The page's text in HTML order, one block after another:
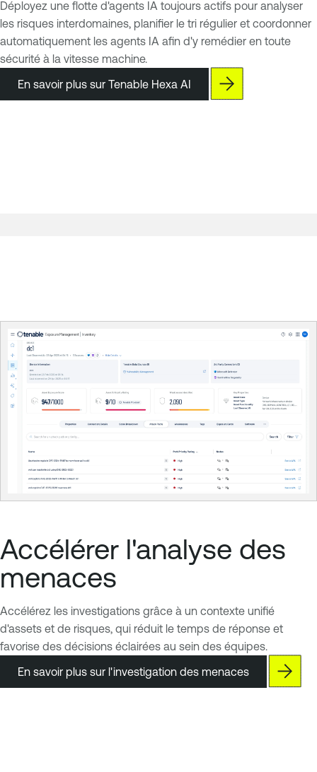
Déployez une flotte d'agents IA toujours actifs pour analyser
les risques interdomaines, planifier le tri régulier et coordonner
automatiquement les agents IA afin d'y remédier en toute
sécurité à la vitesse machine.
En savoir plus sur Tenable Hexa AI
Accélérer l'analyse des
menaces
Accélérez les investigations grâce à un contexte unifié
d'assets et de risques, qui réduit le temps de réponse et
favorise des décisions éclairées au sein des équipes.
En savoir plus sur l'investigation des menaces